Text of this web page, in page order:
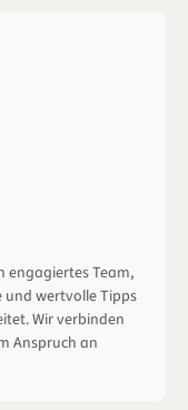
engagiertes Team,
wertvolle Tipps
Wir verbinden
Anspruch an